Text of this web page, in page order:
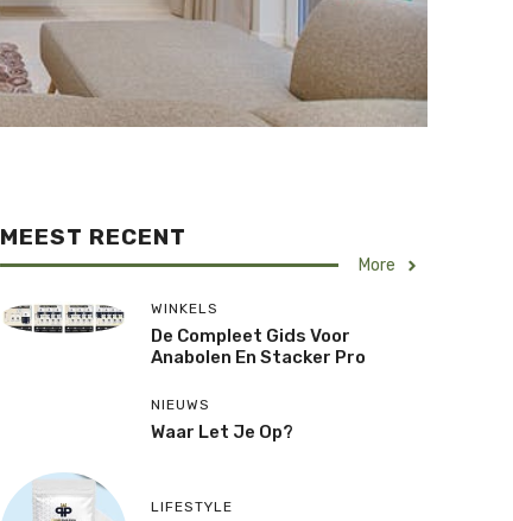
MEEST RECENT
More
WINKELS
De Compleet Gids Voor
Anabolen En Stacker Pro
NIEUWS
Waar Let Je Op?
LIFESTYLE